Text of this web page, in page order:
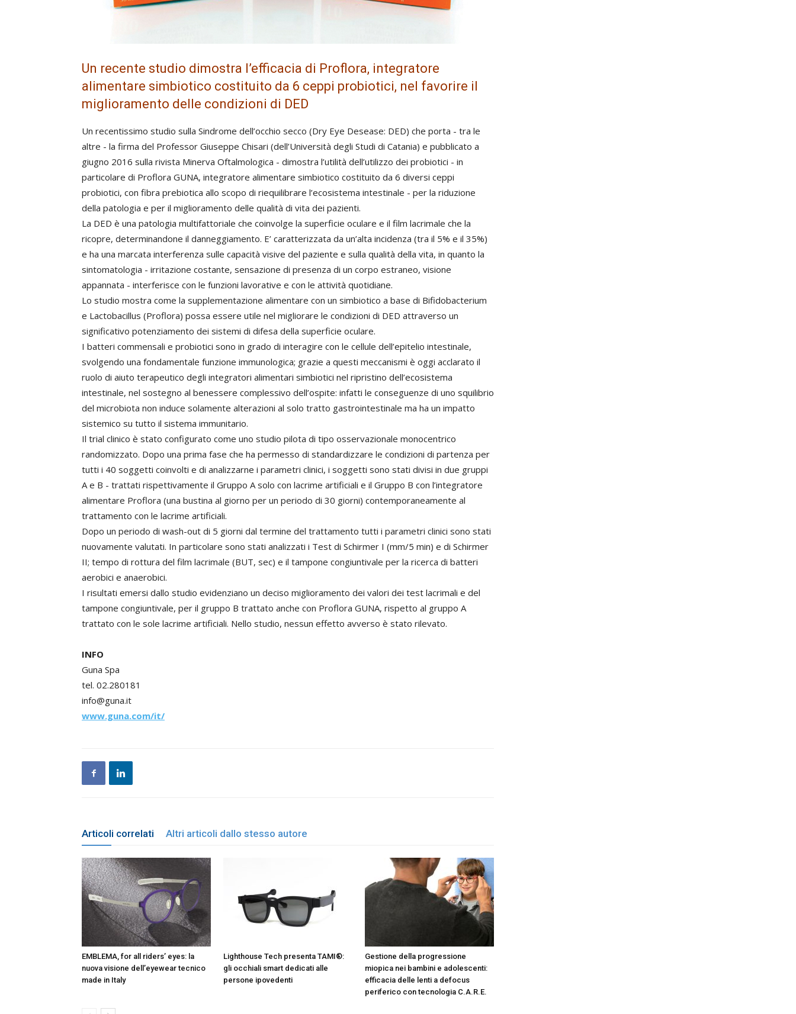
Un recente studio dimostra l’efficacia di Proflora, integratore
alimentare simbiotico costituito da 6 ceppi probiotici, nel favorire il
miglioramento delle condizioni di DED
Un recentissimo studio sulla Sindrome dell’occhio secco (Dry Eye Desease: DED) che porta - tra le
altre - la firma del Professor Giuseppe Chisari (dell’Università degli Studi di Catania) e pubblicato a
giugno 2016 sulla rivista Minerva Oftalmologica - dimostra l’utilità dell’utilizzo dei probiotici - in
particolare di Proflora GUNA, integratore alimentare simbiotico costituito da 6 diversi ceppi
probiotici, con fibra prebiotica allo scopo di riequilibrare l’ecosistema intestinale - per la riduzione
della patologia e per il miglioramento delle qualità di vita dei pazienti.
La DED è una patologia multifattoriale che coinvolge la superficie oculare e il film lacrimale che la
ricopre, determinandone il danneggiamento. E’ caratterizzata da un’alta incidenza (tra il 5% e il 35%)
e ha una marcata interferenza sulle capacità visive del paziente e sulla qualità della vita, in quanto la
sintomatologia - irritazione costante, sensazione di presenza di un corpo estraneo, visione
appannata - interferisce con le funzioni lavorative e con le attività quotidiane.
Lo studio mostra come la supplementazione alimentare con un simbiotico a base di Bifidobacterium
e Lactobacillus (Proflora) possa essere utile nel migliorare le condizioni di DED attraverso un
significativo potenziamento dei sistemi di difesa della superficie oculare.
I batteri commensali e probiotici sono in grado di interagire con le cellule dell’epitelio intestinale,
svolgendo una fondamentale funzione immunologica; grazie a questi meccanismi è oggi acclarato il
ruolo di aiuto terapeutico degli integratori alimentari simbiotici nel ripristino dell’ecosistema
intestinale, nel sostegno al benessere complessivo dell’ospite: infatti le conseguenze di uno squilibrio
del microbiota non induce solamente alterazioni al solo tratto gastrointestinale ma ha un impatto
sistemico su tutto il sistema immunitario.
Il trial clinico è stato configurato come uno studio pilota di tipo osservazionale monocentrico
randomizzato. Dopo una prima fase che ha permesso di standardizzare le condizioni di partenza per
tutti i 40 soggetti coinvolti e di analizzarne i parametri clinici, i soggetti sono stati divisi in due gruppi
A e B - trattati rispettivamente il Gruppo A solo con lacrime artificiali e il Gruppo B con l’integratore
alimentare Proflora (una bustina al giorno per un periodo di 30 giorni) contemporaneamente al
trattamento con le lacrime artificiali.
Dopo un periodo di wash-out di 5 giorni dal termine del trattamento tutti i parametri clinici sono stati
nuovamente valutati. In particolare sono stati analizzati i Test di Schirmer I (mm/5 min) e di Schirmer
II; tempo di rottura del film lacrimale (BUT, sec) e il tampone congiuntivale per la ricerca di batteri
aerobici e anaerobici.
I risultati emersi dallo studio evidenziano un deciso miglioramento dei valori dei test lacrimali e del
tampone congiuntivale, per il gruppo B trattato anche con Proflora GUNA, rispetto al gruppo A
trattato con le sole lacrime artificiali. Nello studio, nessun effetto avverso è stato rilevato.
INFO
Guna Spa
tel. 02.280181
info@guna.it
www.guna.com/it/
Articoli correlati Altri articoli dallo stesso autore
EMBLEMA, for all riders’ eyes: la
nuova visione dell’eyewear tecnico
made in Italy
Lighthouse Tech presenta TAMI®:
gli occhiali smart dedicati alle
persone ipovedenti
Gestione della progressione
miopica nei bambini e adolescenti:
efficacia delle lenti a defocus
periferico con tecnologia C.A.R.E.